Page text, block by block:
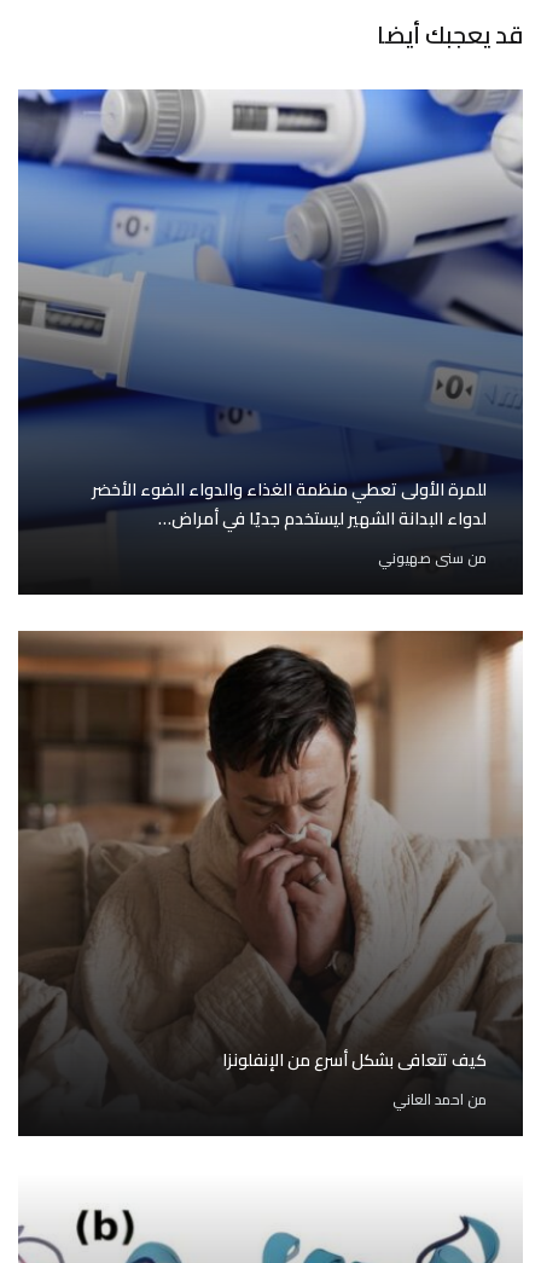
قد يعجبك أيضا
للمرة الأولى تعطي منظمة الغذاء والدواء الضوء الأخضر
لدواء البدانة الشهير ليستخدم جديًا في أمراض…
من سنى صهيوني
كيف تتعافى بشكل أسرع من الإنفلونزا
من احمد العاني